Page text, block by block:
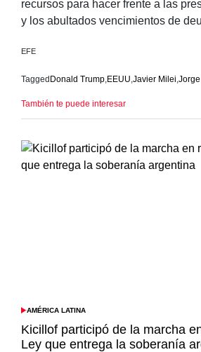
recursos para hacer frente a las
y los abultados vencimientos de
EFE
Tagged Donald Trump,EEUU,Javier Milei,
También te puede interesar
POSTED
IN
AMÉRICA LATINA
Kicillof participó de la marcha
Ley que entrega la soberanía